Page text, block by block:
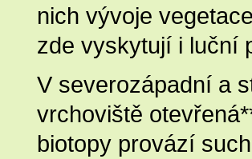
nich vývoje
zde vyskytují i luční
V severozápadní a
vrchoviště
biotopy provází